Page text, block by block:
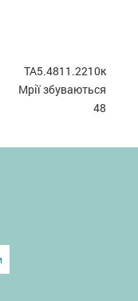
ТА5.4811.2210к
Мрії збуваються
48